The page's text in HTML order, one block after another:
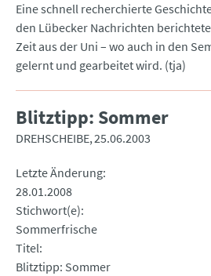
Eine schnell recherchierte
den Lübecker Nachrichten
Zeit aus der Uni – wo auch in den
gelernt und gearbeitet wird. (tja)
Blitztipp: Sommer
DREHSCHEIBE 25.06.2003
Letzte Änderung
28.01.2008
Stichwort(e)
Sommerfrische
Titel
Blitztipp: Sommer